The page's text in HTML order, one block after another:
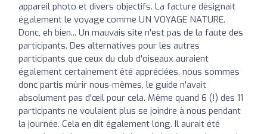
appareil photo et divers objectifs. La facture désignait
également le voyage comme UN VOYAGE NATURE.
Donc, eh bien... Un mauvais site n'est pas de la faute des
participants. Des alternatives pour les autres
participants que ceux du club d'oiseaux auraient
également certainement été appréciées, nous sommes
donc partis mûrir nous-mêmes, le guide n'avait
absolument pas d'œil pour cela. Même quand 6 (!) des 11
participants ne voulaient plus se joindre à nous pendant
la journée. Cela en dit également long. Il aurait été